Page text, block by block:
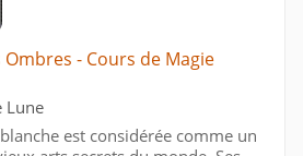
Ombres - Cours de Magie
Lune
est considérée comme un